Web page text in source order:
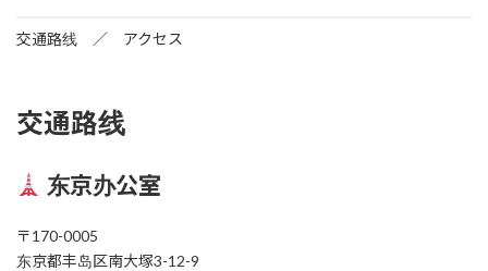
交通路线 ／ アクセス
交通路线
东京办公室
〒170-0005
东京都丰岛区南大塚3-12-9